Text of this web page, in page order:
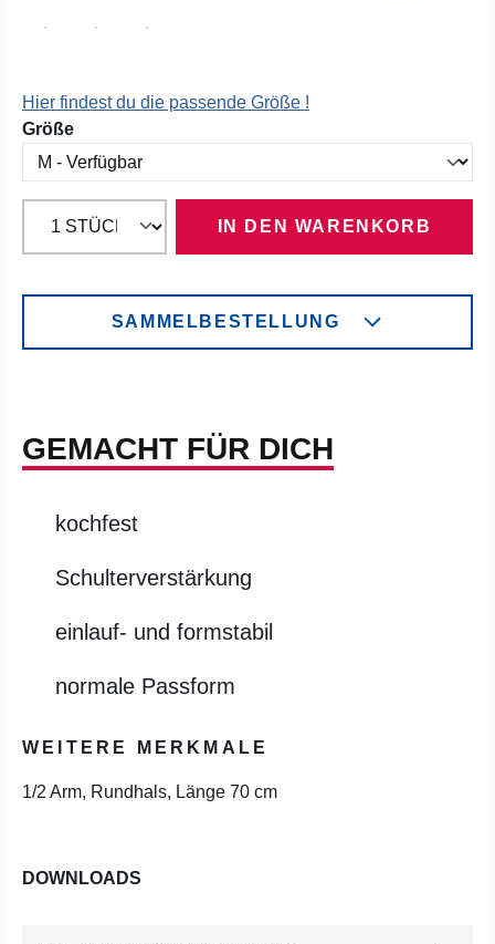
Hier findest du die passende Größe !
Größeauswählen
IN DEN WARENKORB
SAMMELBESTELLUNG
GEMACHT FÜR DICH
kochfest
Schulterverstärkung
einlauf- und formstabil
normale Passform
WEITERE MERKMALE
1/2 Arm, Rundhals, Länge 70 cm
DOWNLOADS